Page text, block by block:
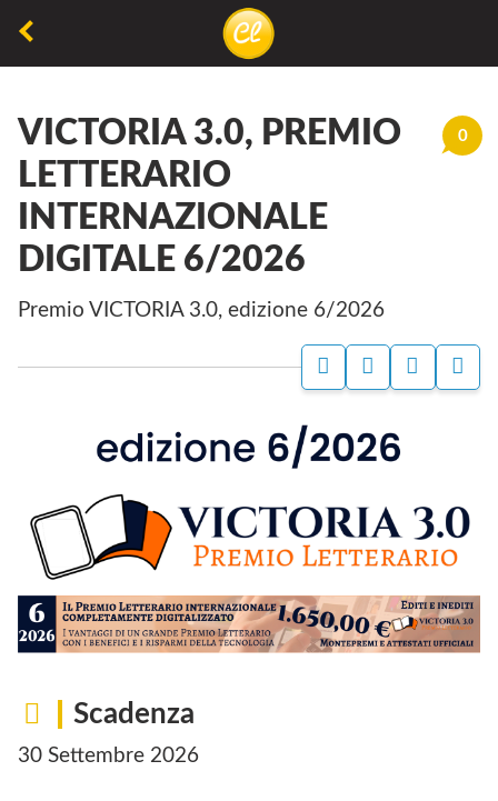
non
permette
camminare,
ma
0
VICTORIA 3.0, PREMIO
LETTERARIO
INTERNAZIONALE
DIGITALE 6/2026
Premio VICTORIA 3.0, edizione 6/2026
Scadenza
30 Settembre 2026